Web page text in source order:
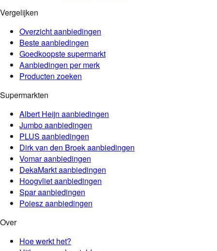
Vergelijken
Overzicht aanbiedingen
Beste aanbiedingen
Goedkoopste supermarkt
Aanbiedingen per merk
Producten zoeken
Supermarkten
Albert Heijn aanbiedingen
Jumboaanbiedingen
PLUS aanbiedingen
Dirk van den Broekaanbiedingen
Vomaraanbiedingen
DekaMarktaanbiedingen
Hoogvlietaanbiedingen
Sparaanbiedingen
Poieszaanbiedingen
Over
Hoe werkt het?